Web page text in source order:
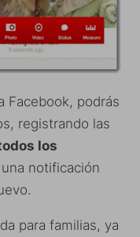
Facebook, podrás
registrando las
los
notificación
para familias, ya